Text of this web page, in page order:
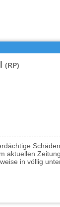
(RP)
aktuellen
in völlig